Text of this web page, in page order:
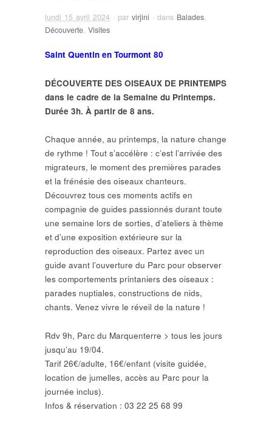
lundi 15 avril 2024 · par virjini · dans Balades,
Découverte, Visites
Saint Quentin en Tourmont 80
DÉCOUVERTE DES OISEAUX DE PRINTEMPS
dans le cadre de la Semaine du Printemps.
Durée 3h. À partir de 8 ans.
Chaque année, au printemps, la nature change
de rythme ! Tout s’accélère : c’est l’arrivée des
migrateurs, le moment des premières parades
et la frénésie des oiseaux chanteurs.
Découvrez tous ces moments actifs en
compagnie de guides passionnés durant toute
une semaine lors de sorties, d’ateliers à thème
et d’une exposition extérieure sur la
reproduction des oiseaux. Partez avec un
guide avant l’ouverture du Parc pour observer
les comportements printaniers des oiseaux :
parades nuptiales, constructions de nids,
chants. Venez vivre le réveil de la nature !
Rdv 9h, Parc du Marquenterre > tous les jours
jusqu’au 19/04.
Tarif 26€/adulte, 16€/enfant (visite guidée,
location de jumelles, accès au Parc pour la
journée inclus).
Infos & réservation : 03 22 25 68 99